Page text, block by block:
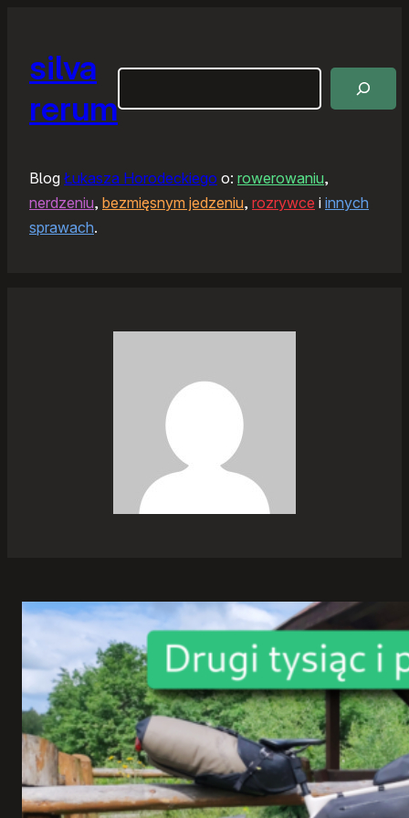
silva
rerum
Blog Łukasza Horodeckiego o: rowerowaniu,
nerdzeniu, bezmięsnym jedzeniu, rozrywce i innych
sprawach.